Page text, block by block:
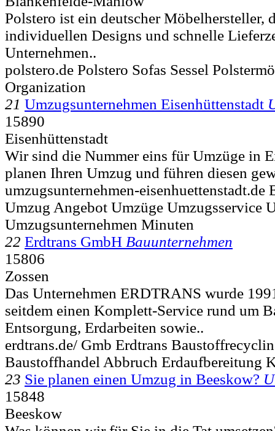
Polstero ist ein deutscher Möbelhersteller,
individuellen Designs und schnelle
Unternehmen..
polstero.de Polstero Sofas Sessel
Organization
21 Umzugsunternehmen Eisenhüttenstadt
15890
Eisenhüttenstadt
Wir sind die Nummer eins für Umzüge in
planen Ihren Umzug und führen diesen
umzugsunternehmen-eisenhuettenstadt.de
Umzug Angebot Umzüge Umzugsservice
Umzugsunternehmen Minuten
22 Erdtrans GmbH Bauunternehmen
15806
Zossen
Das Unternehmen ERDTRANS wurde
seitdem einen Komplett-Service rund um
Entsorgung, Erdarbeiten sowie..
erdtrans.de/ Gmb Erdtrans
Baustoffhandel Abbruch Erdaufbereitung
23 Sie planen einen Umzug in Beeskow?
15848
Beeskow